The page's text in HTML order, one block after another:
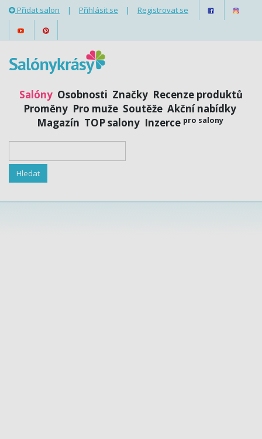
Přidat salon | Přihlásit se | Registrovat se
Salóny Osobnosti Značky Recenze produktů
Proměny Pro muže Soutěže Akční nabídky
Magazín TOP salony Inzerce pro salony